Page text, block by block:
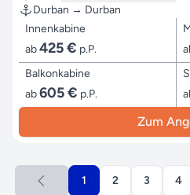
Durban → Durban
Innenkabine
ab425 € p.P.
Balkonkabine
ab605 € p.P.
Zum
1 2 3 4